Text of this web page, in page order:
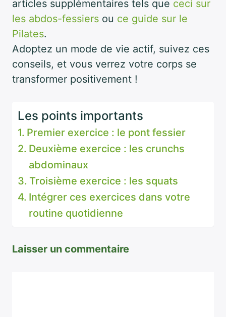
articles supplémentaires tels que ceci sur
les abdos-fessiers ou ce guide sur le
Pilates.
Adoptez un mode de vie actif, suivez ces
conseils, et vous verrez votre corps se
transformer positivement !
Les points importants
Premier exercice : le pont fessier
Deuxième exercice : les crunchs
abdominaux
Troisième exercice : les squats
Intégrer ces exercices dans votre
routine quotidienne
Laisser un commentaire